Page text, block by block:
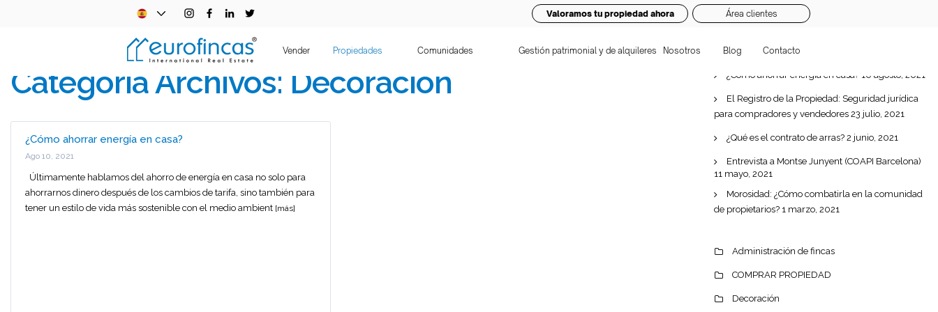
Valoramos tu propiedad ahora Área clientes
Vender Propiedades Comunidades Gestión patrimonial y de alquileres Nosotros Blog Contacto
Categoría Archivos: Decoración
¿Cómo ahorrar energía en casa?
Ago 10, 2021
Últimamente hablamos del ahorro de energía en casa no solo para
ahorrarnos dinero después de los cambios de tarifa, sino también para
tener un estilo de vida más sostenible con el medio ambient [más]
¿Cómo ahorrar energía en casa? 10 agosto, 2021
El Registro de la Propiedad: Seguridad jurídica
para compradores y vendedores 23 julio, 2021
¿Qué es el contrato de arras? 2 junio, 2021
Entrevista a Montse Junyent (COAPI Barcelona)
11 mayo, 2021
Morosidad: ¿Cómo combatirla en la comunidad
de propietarios? 1 marzo, 2021
Administración de fincas
COMPRAR PROPIEDAD
Decoración